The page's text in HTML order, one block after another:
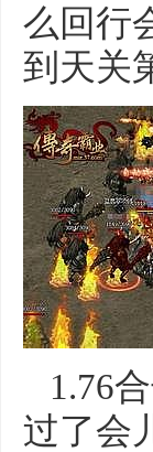
么回行
到天关
1.76
过了会